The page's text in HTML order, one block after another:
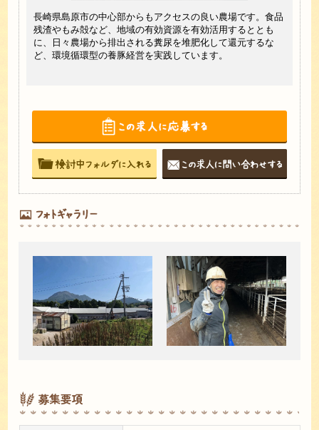
け
て
長崎県島原市の中心部からもアクセスの良い農場です。食品
残渣やもみ殻など、地域の有効資源を有効活用するととも
に、日々農場から排出される糞尿を堆肥化して還元するな
ど、環境循環型の養豚経営を実践しています。
「
テ
方
募集要項